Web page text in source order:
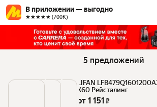
В приложении — выгодно
★★★★★ (700К)
5 предложений
LIFAN
X60 Рейсталинг
от 1 151 ₽